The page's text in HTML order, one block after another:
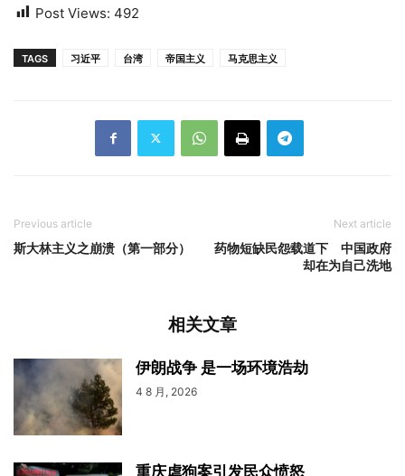
Post Views: 492
TAGS 习近平 台湾 帝国主义 马克思主义
Previous article
斯大林主义之崩溃（第一部分）
Next article
药物短缺民怨载道下 中国政府
却在为自己洗地
相关文章
伊朗战争 是一场环境浩劫
4 8 月, 2026
重庆虐狗案引发民众愤怒